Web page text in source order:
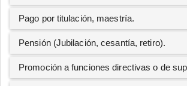
Pago por titulación, maestría.
Pensión (Jubilación, cesantía, retiro).
Promoción a funciones directivas o de